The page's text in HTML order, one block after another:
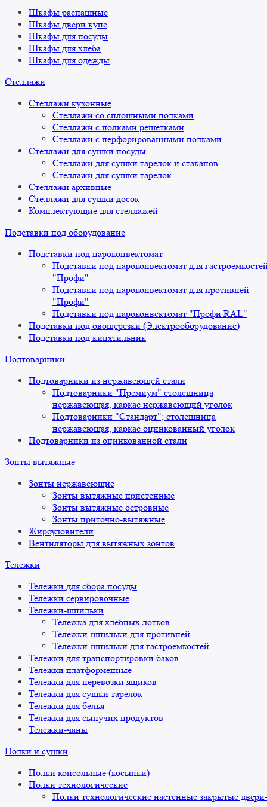
Шкафы распашные
Шкафы двери купе
Шкафы для посуды
Шкафы для хлеба
Шкафы для одежды
Стеллажи
Стеллажи кухонные
Стеллажи со сплошными полками
Стеллажи с полками решетками
Стеллажи с перфорированными полками
Стеллажи для сушки посуды
Стеллажи для сушки тарелок и стаканов
Стеллажи для сушки тарелок
Стеллажи архивные
Стеллажи для сушки досок
Комплектующие для стеллажей
Подставки под оборудование
Подставки под пароконвектомат
Подставки под пароконвектомат для
"Профи"
Подставки под пароконвектомат для противней
"Профи"
Подставки под пароконвектомат "Профи RAL"
Подставки под овощерезки (Электрооборудование)
Подставки под кипятильник
Подтоварники
Подтоварники из нержавеющей стали
Подтоварники "Премиум" столешница
нержавеющая, каркас нержавеющий уголок
Подтоварники "Стандарт"; столешница
нержавеющая, каркас оцинкованный уголок
Подтоварники из оцинкованной стали
Зонты вытяжные
Зонты нержавеющие
Зонты вытяжные пристенные
Зонты вытяжные островные
Зонты приточно-вытяжные
Жироуловители
Вентиляторы для вытяжных зонтов
Тележки
Тележки для сбора посуды
Тележки сервировочные
Тележки-шпильки
Тележка для хлебных лотков
Тележки-шпильки для противней
Тележки-шпильки для гастроемкостей
Тележки для транспортировки баков
Тележки платформенные
Тележки для перевозки ящиков
Тележки для сушки тарелок
Тележки для белья
Тележки для сыпучих продуктов
Тележки-чаны
Полки и сушки
Полки консольные (косынки)
Полки технологические
Полки технологические настенные закрытые двери-